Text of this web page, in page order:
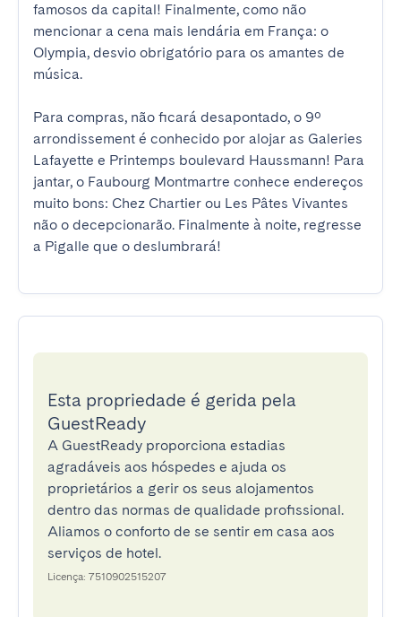
famosos da capital! Finalmente, como não
mencionar a cena mais lendária em França: o
Olympia, desvio obrigatório para os amantes de
música.
Para compras, não ficará desapontado, o 9º
arrondissement é conhecido por alojar as Galeries
Lafayette e Printemps boulevard Haussmann! Para
jantar, o Faubourg Montmartre conhece endereços
muito bons: Chez Chartier ou Les Pâtes Vivantes
não o decepcionarão. Finalmente à noite, regresse
a Pigalle que o deslumbrará!
Esta propriedade é gerida pela
GuestReady
A GuestReady proporciona estadias
agradáveis aos hóspedes e ajuda os
proprietários a gerir os seus alojamentos
dentro das normas de qualidade profissional.
Aliamos o conforto de se sentir em casa aos
serviços de hotel.
Licença: 7510902515207